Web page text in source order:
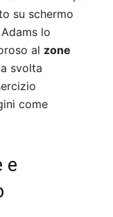
su schermo
lo
al zone
svolta
come
e